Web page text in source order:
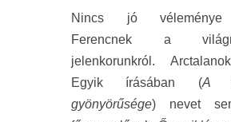
Nincs jó véleménye
Ferencnek a
jelenkorunkról.
Egyik írásában (A
gyönyörűsége) nevet